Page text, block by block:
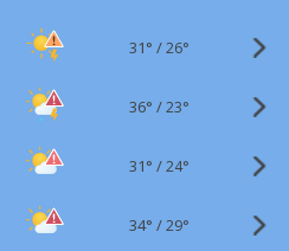
31° /26°
36° /23°
31° /24°
34° /29°